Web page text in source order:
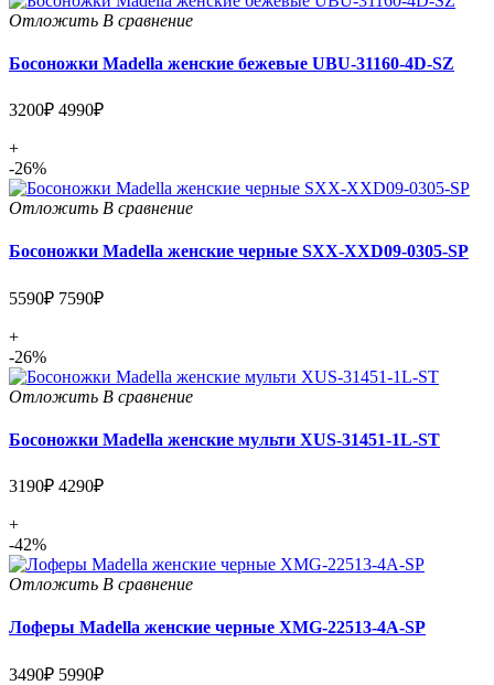
Отложить В сравнение
Босоножки Madella женские бежевые UBU-31160-4D-SZ
3200₽ 4990₽
+
-26%
Отложить В сравнение
Босоножки Madella женские черные SXX-XXD09-0305-SP
5590₽ 7590₽
+
-26%
Отложить В сравнение
Босоножки Madella женские мульти XUS-31451-1L-ST
3190₽ 4290₽
+
-42%
Отложить В сравнение
Лоферы Madella женские черные XMG-22513-4A-SP
3490₽ 5990₽